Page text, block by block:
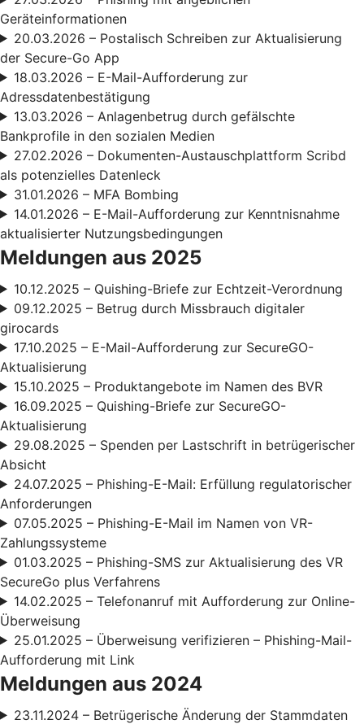
Geräteinformationen
20.03.2026 – Postalisch Schreiben zur Aktualisierung
der Secure-Go App
18.03.2026 – E-Mail-Aufforderung zur
Adressdatenbestätigung
13.03.2026 – Anlagenbetrug durch gefälschte
Bankprofile in den sozialen Medien
27.02.2026 – Dokumenten-Austauschplattform Scribd
als potenzielles Datenleck
31.01.2026 – MFA Bombing
14.01.2026 – E-Mail-Aufforderung zur Kenntnisnahme
aktualisierter Nutzungsbedingungen
Meldungen aus 2025
10.12.2025 – Quishing-Briefe zur Echtzeit-Verordnung
09.12.2025 – Betrug durch Missbrauch digitaler
girocards
17.10.2025 – E-Mail-Aufforderung zur SecureGO-
Aktualisierung
15.10.2025 – Produktangebote im Namen des BVR
16.09.2025 – Quishing-Briefe zur SecureGO-
Aktualisierung
29.08.2025 – Spenden per Lastschrift in betrügerischer
Absicht
24.07.2025 – Phishing-E-Mail: Erfüllung regulatorischer
Anforderungen
07.05.2025 – Phishing-E-Mail im Namen von VR-
Zahlungssysteme
01.03.2025 – Phishing-SMS zur Aktualisierung des VR
SecureGo plus Verfahrens
14.02.2025 – Telefonanruf mit Aufforderung zur Online-
Überweisung
25.01.2025 – Überweisung verifizieren – Phishing-Mail-
Aufforderung mit Link
Meldungen aus 2024
23.11.2024 – Betrügerische Änderung der Stammdaten